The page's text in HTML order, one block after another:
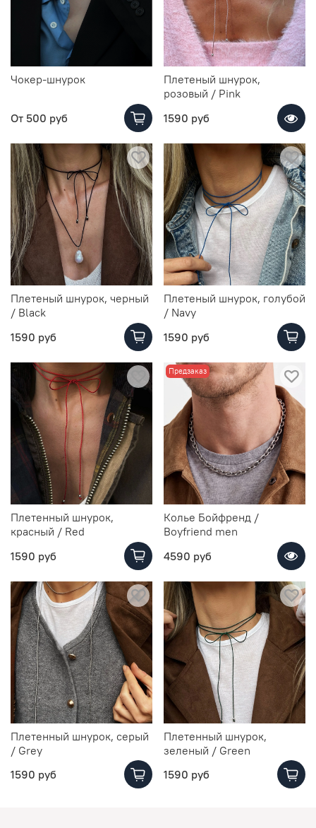
Чокер-шнурок
От 500 руб
Плетеный шнурок,
розовый / Pink
1590 руб
Плетеный шнурок, черный
/ Black
1590 руб
Плетеный шнурок, голубой
/ Navy
1590 руб
Плетенный шнурок,
красный / Red
1590 руб
Предзаказ
Колье Бойфренд /
Boyfriend men
4590 руб
Плетенный шнурок, серый
/ Grey
1590 руб
Плетенный шнурок,
зеленый / Green
1590 руб